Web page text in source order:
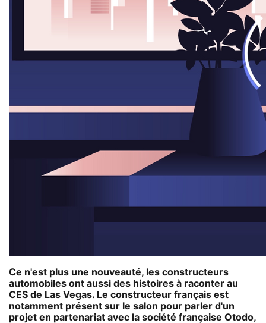
Ce n'est plus une nouveauté, les constructeurs
automobiles ont aussi des histoires à raconter au
CES de Las Vegas. Le constructeur français est
notamment présent sur le salon pour parler d'un
projet en partenariat avec la société française Otodo,